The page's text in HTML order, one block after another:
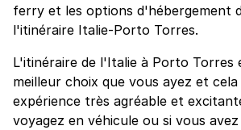
ferry et les options d'hébergement
l'itinéraire Italie-Porto Torres.
L'itinéraire de l'Italie à Porto Torres
meilleur choix que vous ayez et
expérience très agréable et
voyagez en véhicule ou si vous avez